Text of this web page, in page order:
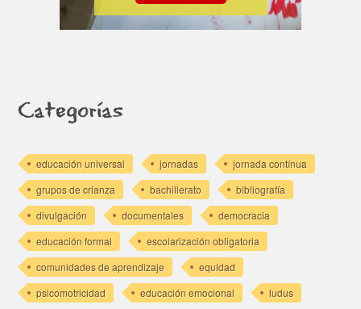
Categorías
educación universal jornadas
jornada contínua
grupos de crianza
bachillerato
bibliografía
divulgación
documentales
democracia
educación formal
escolarización obligatoria
comunidades de aprendizaje
equidad
psicomotricidad
educación emocional
ludus